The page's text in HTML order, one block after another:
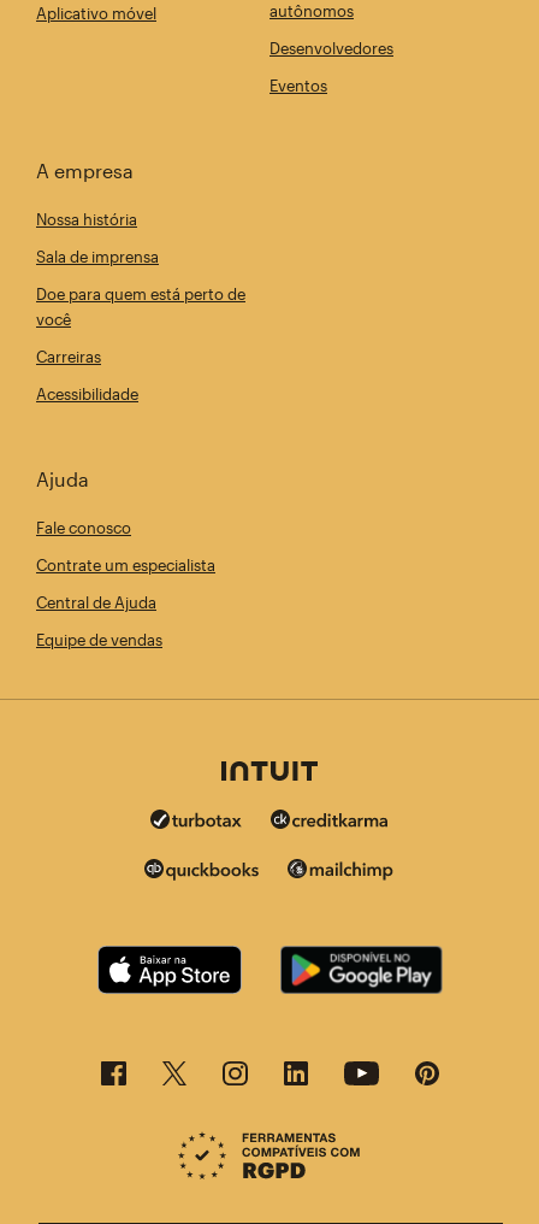
Aplicativo móvel
autônomos
Desenvolvedores
Eventos
A empresa
Nossa história
Sala de imprensa
Doe para quem está perto de
você
Carreiras
Acessibilidade
Ajuda
Fale conosco
Contrate um especialista
Central de Ajuda
Equipe de vendas